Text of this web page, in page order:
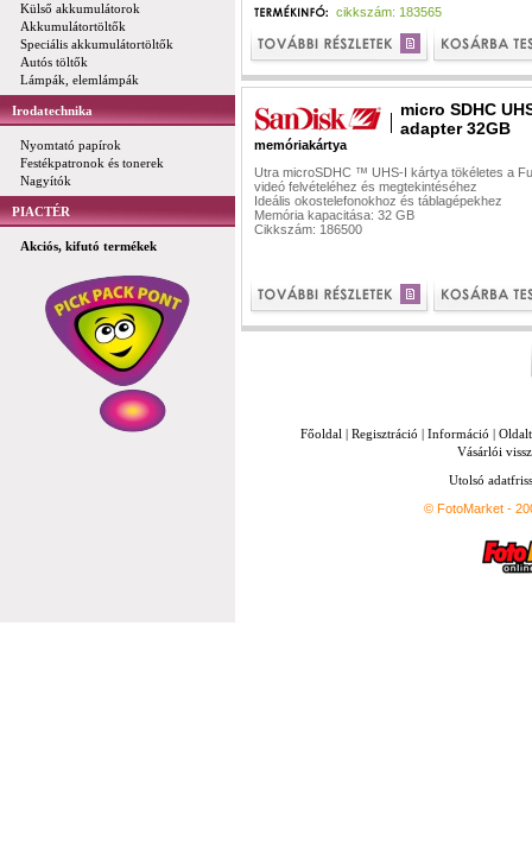
Külső akkumulátorok
Akkumulátortöltők
Speciális akkumulátortöltők
Autós töltők
Lámpák, elemlámpák
Irodatechnika
Nyomtató papírok
Festékpatronok és tonerek
Nagyítók
PIACTÉR
Akciós, kifutó termékek
cikkszám: 183565
micro SDHC
adapter 32GB
memóriakártya
Utra microSDHC ™ UHS-I kártya tökéletes a
videó felvételéhez és megtekintéséhez
Ideális okostelefonokhoz és táblagépekhez
Memória kapacitása: 32 GB
Cikkszám: 186500
Főoldal | Regisztráció | Információ |
Vásárlói
Utolsó
© FotoMarket -